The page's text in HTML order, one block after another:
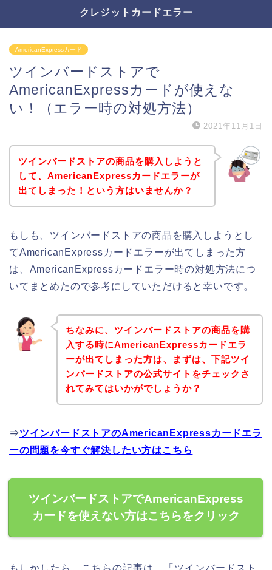
クレジットカードエラー
AmericanExpressカード
ツインバードストアで
AmericanExpressカードが使えな
い！（エラー時の対処方法）
2021年11月1日
ツインバードストアの商品を購入しようと
して、AmericanExpressカードエラーが
出てしまった！という方はいませんか？
もしも、ツインバードストアの商品を購入しようとし
てAmericanExpressカードエラーが出てしまった方
は、AmericanExpressカードエラー時の対処方法につ
いてまとめたので参考にしていただけると幸いです。
ちなみに、ツインバードストアの商品を購
入する時にAmericanExpressカードエラ
ーが出てしまった方は、まずは、下記ツイ
ンバードストアの公式サイトをチェックさ
れてみてはいかがでしょうか？
⇒ツインバードストアのAmericanExpressカードエラ
ーの問題を今すぐ解決したい方はこちら
ツインバードストアでAmericanExpress
カードを使えない方はこちらをクリック